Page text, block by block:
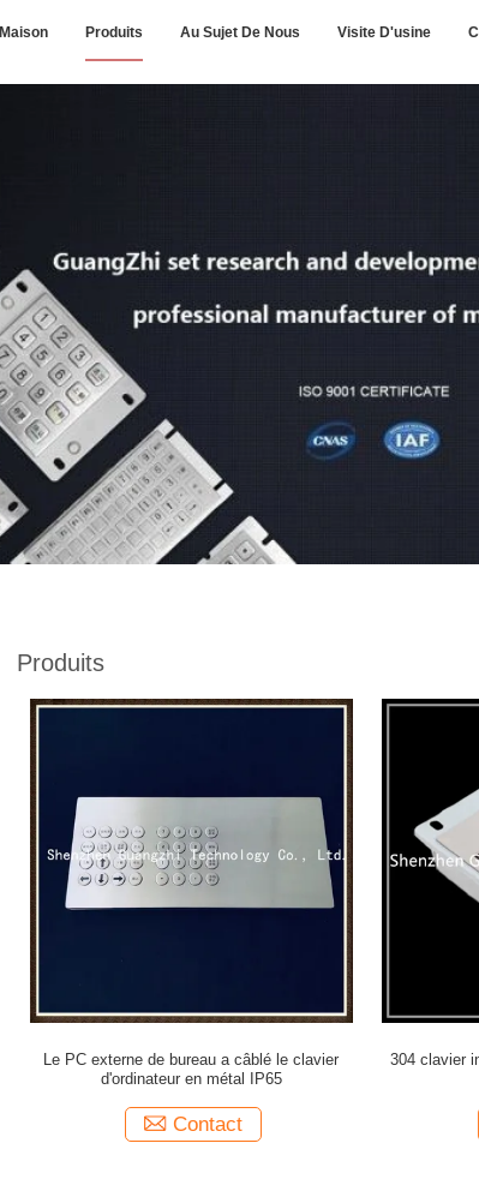
Maison Produits Au Sujet De Nous Visite D'usine
Produits
Le PC externe de bureau a câblé le clavier
d'ordinateur en métal IP65
Contact
304 clavier